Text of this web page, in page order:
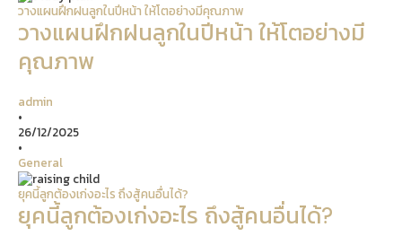
วางแผนฝึกฝนลูกในปีหน้า ให้โตอย่างมีคุณภาพ
วางแผนฝึกฝนลูกในปีหน้า ให้โตอย่างมี
คุณภาพ
admin
•
26/12/2025
•
General
ยุคนี้ลูกต้องเก่งอะไร ถึงสู้คนอื่นได้?
ยุคนี้ลูกต้องเก่งอะไร ถึงสู้คนอื่นได้?